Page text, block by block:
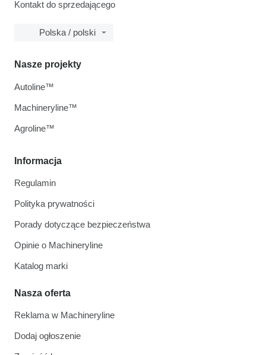
Kontakt do sprzedającego
Polska / polski
Informacja
Regulamin
Polityka prywatności
Porady dotyczące bezpieczeństwa
Opinie o Machineryline
Katalog marki
Nasza oferta
Reklama w Machineryline
Dodaj ogłoszenie
Nasze projekty
Autoline™
Machineryline™
Agroline™